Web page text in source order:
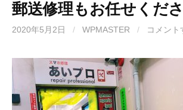
郵送修理もお任せくださ
2020年5月2日 / WPMASTER / コメント